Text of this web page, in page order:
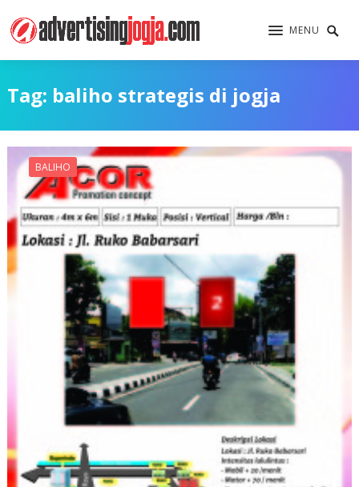
MENU
Tag: baliho strategis di jogja
BALIHO